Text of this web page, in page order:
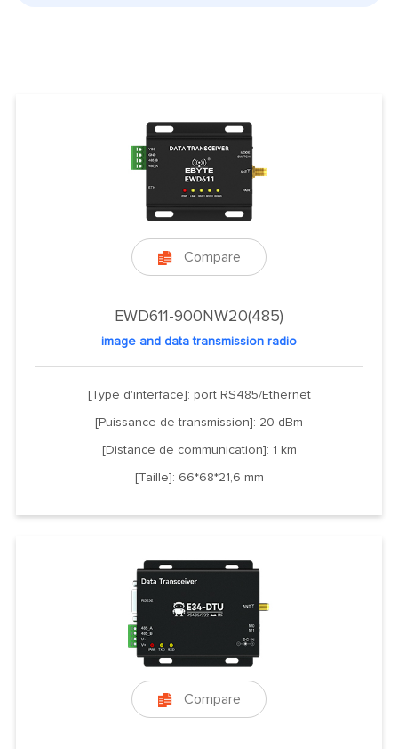
 Compare
EWD611-900NW20(485)
image and data transmission radio
[Type d'interface]: port RS485/Ethernet
[Puissance de transmission]: 20 dBm
[Distance de communication]: 1 km
[Taille]: 66*68*21,6 mm
 Compare